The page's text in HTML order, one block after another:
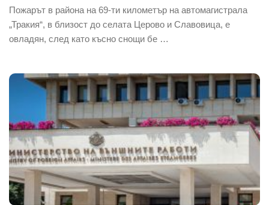
Пожарът в района на 69-ти километър на автомагистрала
„Тракия“, в близост до селата Церово и Славовица, е
овладян, след като късно снощи бе …